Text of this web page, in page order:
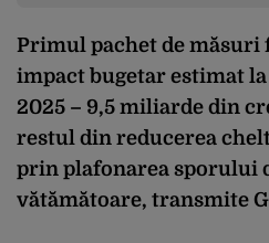
Primul pachet de măsuri
impact bugetar estimat
2025 – 9,5 miliarde din
restul din reducerea
prin plafonarea sporului
vătămătoare, transmite